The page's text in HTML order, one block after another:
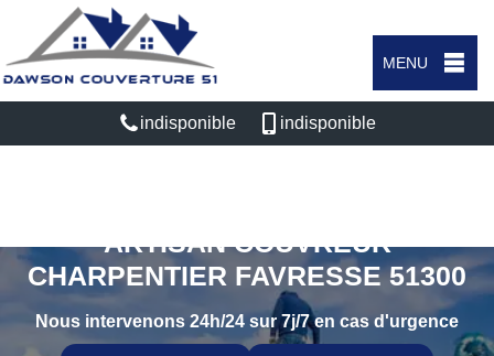
MENU
indisponible indisponible
ARTISAN COUVREUR
CHARPENTIER FAVRESSE 51300
Nous intervenons 24h/24 sur 7j/7 en cas d'urgence